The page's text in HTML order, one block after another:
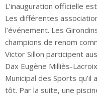
L’inauguration officielle
Les différentes
l’événement. Les
champions de renom
Victor Sillon participent
Dax Eugène Milliès-
Municipal des Sports
tôt. Par la suite, une